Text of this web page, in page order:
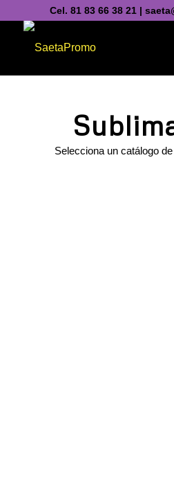
Cel. 81 83 66 38 21 |
Selecciona un catálogo